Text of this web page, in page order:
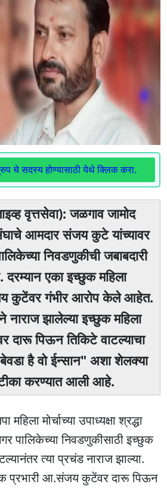
चे सदस्य होण्यासाठी येथे क्लिक करा.
वृत्तसेवा): जळगाव जामोद
आमदार संजय कुटे यांच्यावर
निवडणुकीची जबाबदारी
दरम्यान एका इच्छुक महिला
कुटेंवर गंभीर आरोप केले आहेत.
नाराज झालेल्या इच्छुक महिला
दारू पिऊन तिकिटे वाटल्याचा
है वो ईन्सान" अशा शेलक्या
करण्यात आली आहे.
मोर्चाच्या उपाध्यक्षा श्रद्धा
पालिकेच्या निवडणुकीसाठी इच्छुक
त्या प्रचंड नाराज झाल्या.
प्रभारी आ.संजय कुटेंवर दारू पिऊन